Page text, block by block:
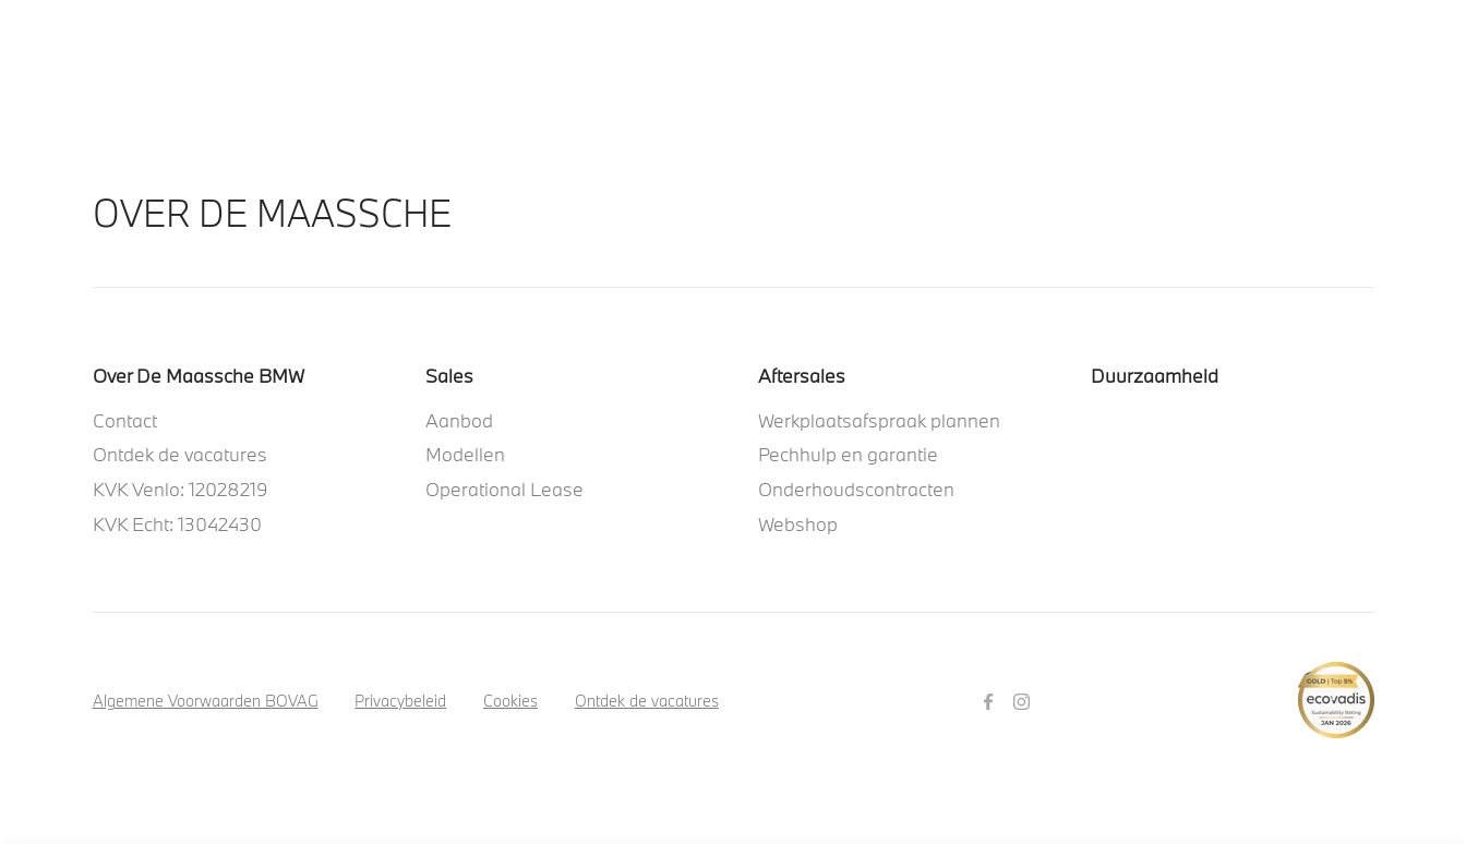
OVER DE MAASSCHE
Over De Maassche BMW
Contact
Ontdek de vacatures
KVK Venlo: 12028219
KVK Echt: 13042430
Sales
Aanbod
Modellen
Operational Lease
Aftersales
Werkplaatsafspraak plannen
Pechhulp en garantie
Onderhoudscontracten
Webshop
Duurzaamheid
Algemene Voorwaarden BOVAG Privacybeleid Cookies Ontdek de vacatures